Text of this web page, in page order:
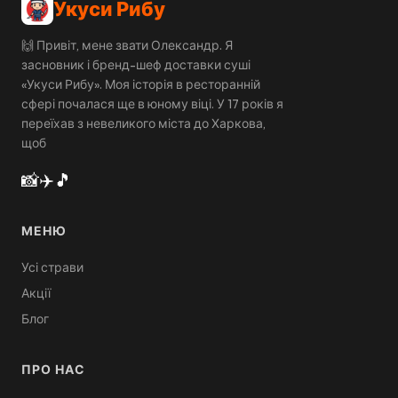
Укуси Рибу
🙌 Привіт, мене звати Олександр. Я
засновник і бренд-шеф доставки суші
«Укуси Рибу». Моя історія в ресторанній
сфері почалася ще в юному віці. У 17 років я
переїхав з невеликого міста до Харкова,
щоб
📸✈️🎵
МЕНЮ
Усі страви
Акції
Блог
ПРО НАС